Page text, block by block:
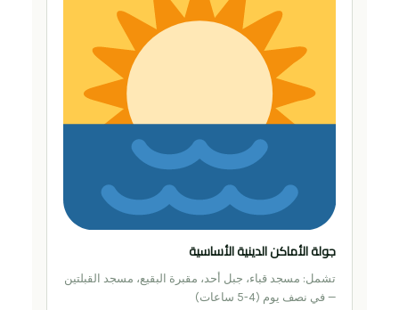
جولة الأماكن الدينية الأساسية
تشمل: مسجد قباء، جبل أحد، مقبرة البقيع، مسجد القبلتين
— في نصف يوم (4-5 ساعات)